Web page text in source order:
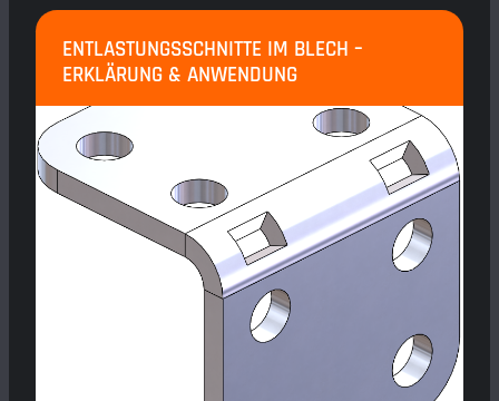
ENTLASTUNGSSCHNITTE IM BLECH –
ERKLÄRUNG & ANWENDUNG